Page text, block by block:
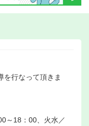
を行なって頂きま
～18：00、火水／